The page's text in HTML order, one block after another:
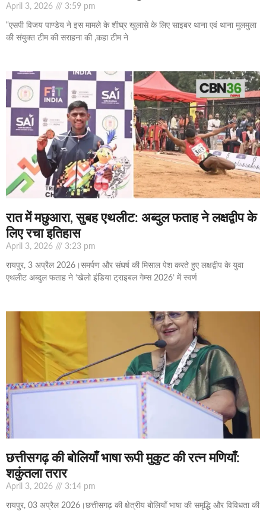
April 3, 2026 3:59 pm
“एसपी विजय पाण्डेय ने इस मामले के शीघ्र खुलासे के लिए साइबर थाना एवं थाना मुलमुला
की संयुक्त टीम की सराहना की ,कहा टीम ने
रात में मछुआरा, सुबह एथलीट: अब्दुल फताह ने लक्षद्वीप के
लिए रचा इतिहास
April 3, 2026 3:23 pm
रायपुर, 3 अप्रैल 2026।समर्पण और संघर्ष की मिसाल पेश करते हुए लक्षद्वीप के युवा
एथलीट अब्दुल फताह ने ‘खेलो इंडिया ट्राइबल गेम्स 2026’ में स्वर्ण
छत्तीसगढ़ की बोलियाँ भाषा रूपी मुकुट की रत्न मणियाँ:
शकुंतला तरार
April 3, 2026 3:14 pm
रायपुर, 03 अप्रैल 2026।छत्तीसगढ़ की क्षेत्रीय बोलियाँ भाषा की समृद्धि और विविधता की